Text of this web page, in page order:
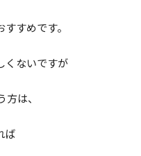
すめです。
くないですが
は、
ば